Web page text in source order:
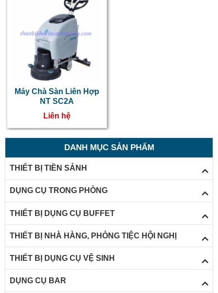
Máy Chà Sàn Liên Hợp
NT SC2A
Liên hệ
DANH MỤC SẢN PHẨM
THIẾT BỊ TIỀN SẢNH
DỤNG CỤ TRONG PHÒNG
THIẾT BỊ DỤNG CỤ BUFFET
THIẾT BỊ NHÀ HÀNG, PHÒNG TIỆC HỘI NGHỊ
THIẾT BỊ DỤNG CỤ VỆ SINH
DỤNG CỤ BAR